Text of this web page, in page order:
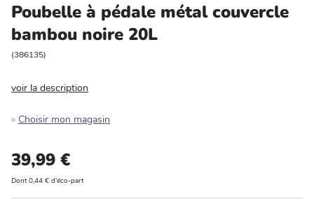
Animalerie
Poubelle à pédale métal couvercle
bambou noire 20L
(386135)
voir la description
Choisir mon magasin
39,99 €
Dont 0,44 € d'éco-part